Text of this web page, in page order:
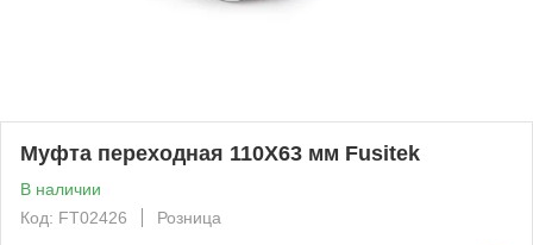
Муфта переходная 110Х63 мм Fusitek
В наличии
Код: FT02426
Розница